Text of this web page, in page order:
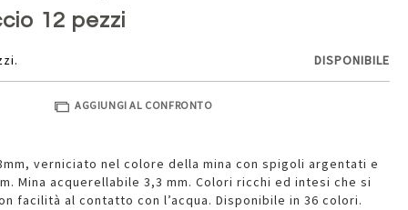
12 pezzi
DISPONIBILE
AGGIUNGI AL CONFRONTO
verniciato nel colore della mina con spigoli argentati e
Mina acquerellabile 3,3 mm. Colori ricchi ed intesi che si
facilità al contatto con l’acqua. Disponibile in 36 colori.